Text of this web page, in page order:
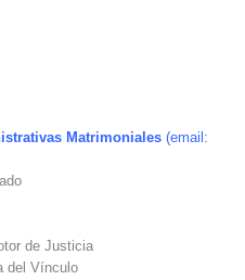
Matrimoniales (email:
de Justicia
del Vínculo